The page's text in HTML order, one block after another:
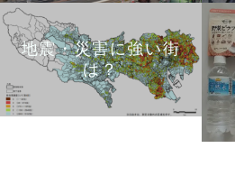
地震・災害に強い街
は？